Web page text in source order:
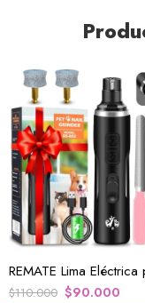
$110.000 $90.000